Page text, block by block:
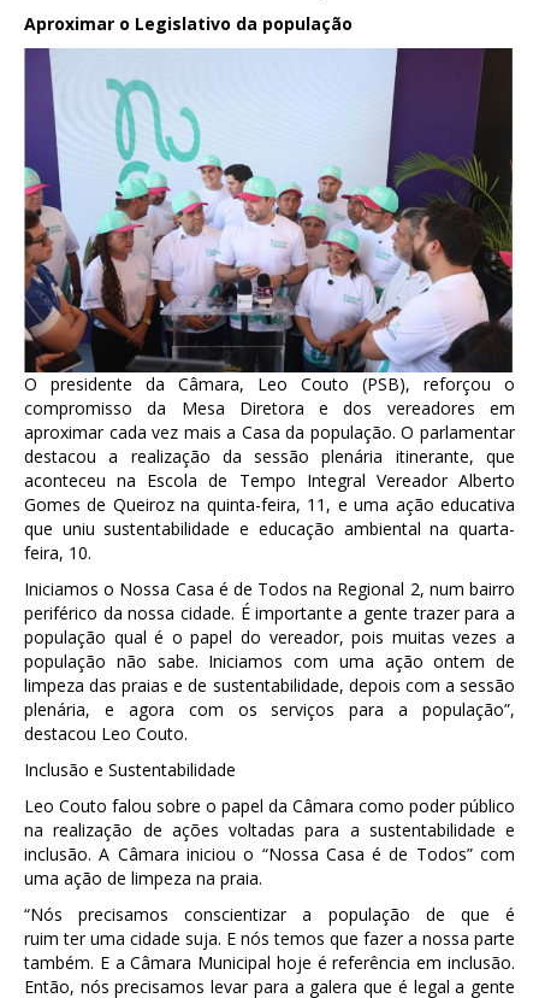
Aproximar o Legislativo da população
O presidente da Câmara, Leo Couto (PSB), reforçou o
compromisso da Mesa Diretora e dos vereadores em
aproximar cada vez mais a Casa da população. O parlamentar
destacou a realização da sessão plenária itinerante, que
aconteceu na Escola de Tempo Integral Vereador Alberto
Gomes de Queiroz na quinta-feira, 11, e uma ação educativa
que uniu sustentabilidade e educação ambiental na quarta-
feira, 10.
Iniciamos o Nossa Casa é de Todos na Regional 2, num bairro
periférico da nossa cidade. É importante a gente trazer para a
população qual é o papel do vereador, pois muitas vezes a
população não sabe. Iniciamos com uma ação ontem de
limpeza das praias e de sustentabilidade, depois com a sessão
plenária, e agora com os serviços para a população”,
destacou Leo Couto.
Inclusão e Sustentabilidade
Leo Couto falou sobre o papel da Câmara como poder público
na realização de ações voltadas para a sustentabilidade e
inclusão. A Câmara iniciou o “Nossa Casa é de Todos” com
uma ação de limpeza na praia.
“Nós precisamos conscientizar a população de que é
ruim ter uma cidade suja. E nós temos que fazer a nossa parte
também. E a Câmara Municipal hoje é referência em inclusão.
Então, nós precisamos levar para a galera que é legal a gente